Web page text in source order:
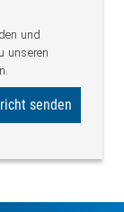
und
unseren
senden